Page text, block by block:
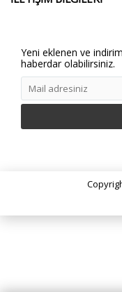
Yeni eklenen ve
haberdar olabilirsiniz.